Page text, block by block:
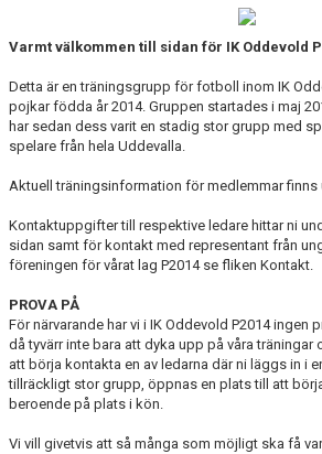
TRUPPEN
BILDGALLERI
KONTAKT
Varmt välkommen till sidan för IK Oddevold
Detta är en träningsgrupp för fotboll inom IK
pojkar födda år 2014. Gruppen startades i maj
har sedan dess varit en stadig stor grupp med
spelare från hela Uddevalla.
Aktuell träningsinformation för medlemmar finns
Kontaktuppgifter till respektive ledare hittar ni
sidan samt för kontakt med representant från
föreningen för vårat lag P2014 se fliken Kontakt.
PROVA PÅ
För närvarande har vi i IK Oddevold P2014 ingen
då tyvärr inte bara att dyka upp på våra träningar
att börja kontakta en av ledarna där ni läggs in i
tillräckligt stor grupp, öppnas en plats till att
beroende på plats i kön.
Vi vill givetvis att så många som möjligt ska få